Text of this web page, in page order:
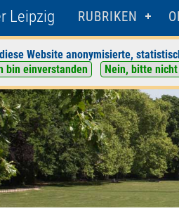
Leipzig RUBRIKEN
Website anonymisierte,
bin einverstanden Nein, bitte nicht